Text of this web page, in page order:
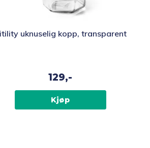
uknuselig kopp, transparent
129,-
Kjøp